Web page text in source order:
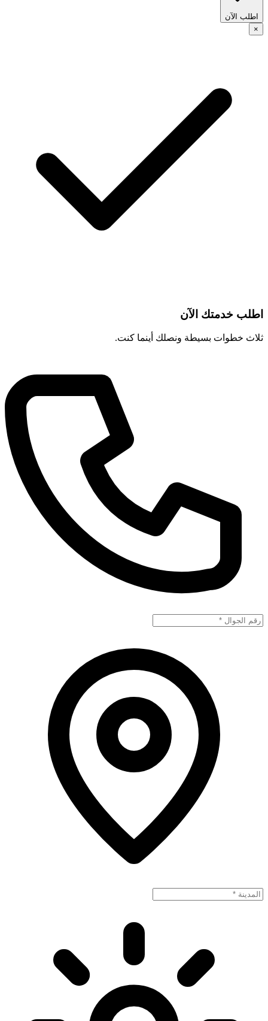
اطلب الآن
×
اطلب خدمتك الآن
ثلاث خطوات بسيطة ونصلك أينما كنت.